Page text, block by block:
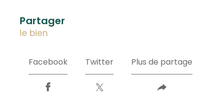
partager
le bien
Facebook Twitter Plus de partage